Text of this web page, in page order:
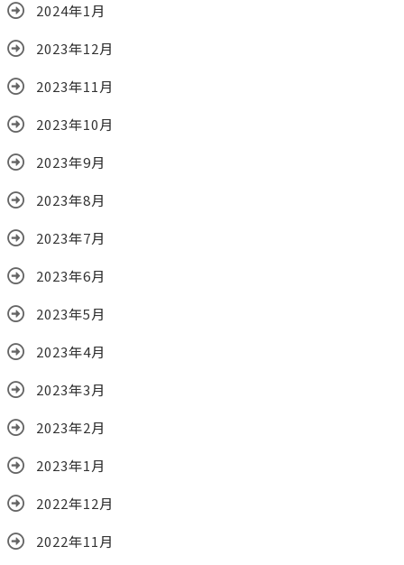
2024年1月
2023年12月
2023年11月
2023年10月
2023年9月
2023年8月
2023年7月
2023年6月
2023年5月
2023年4月
2023年3月
2023年2月
2023年1月
2022年12月
2022年11月